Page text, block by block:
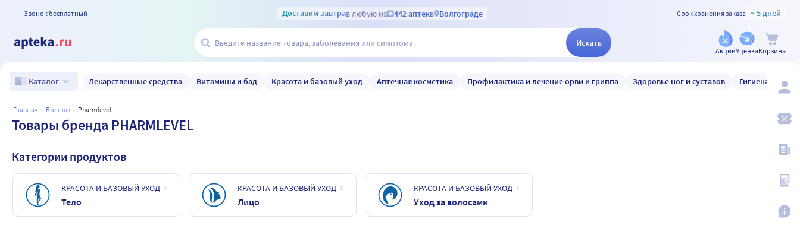
Звонок бесплатный Доставим завтрав любую из 442 аптекв Волгограде Срок хранения заказа ~ 5 дней
Искать
АкцииУценкаКорзина
Каталог Лекарственные средства Витамины и бад Красота и базовый уход Аптечная косметика Профилактика и лечение орви и гриппа Здоровье ног и суставов Гигиена и уход
главная бренды pharmlevel
Товары бренда PHARMLEVEL
Категории продуктов
КРАСОТА И БАЗОВЫЙ УХОД
Тело
КРАСОТА И БАЗОВЫЙ УХОД
Лицо
КРАСОТА И БАЗОВЫЙ УХОД
Уход за волосами